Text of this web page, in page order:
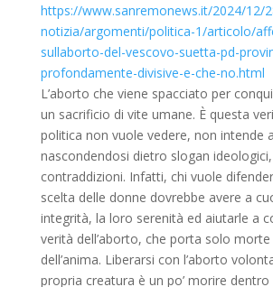
https://www.sanremonews.it/2024/12/
notizia/argomenti/politica-1/articolo/
sullaborto-del-vescovo-suetta-pd-
profondamente-divisive-e-che-no.html
L’aborto che viene spacciato per
un sacrificio di vite umane. È questa
politica non vuole vedere, non intende
nascondendosi dietro slogan
contraddizioni. Infatti, chi vuole
scelta delle donne dovrebbe avere a
integrità, la loro serenità ed aiutarle a
verità dell’aborto, che porta solo
dell’anima. Liberarsi con l’aborto
propria creatura è un po’ morire